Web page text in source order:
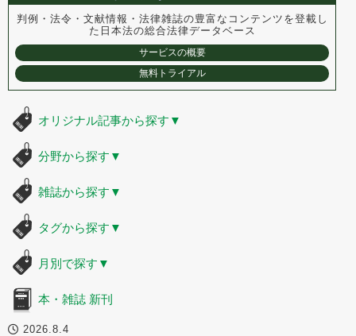
判例・法令・文献情報・法律雑誌の豊富なコンテンツを登載し
た 日本法の総合法律データベース
サービスの概要
無料トライアル
オリジナル記事から探す ▼
分野から探す ▼
雑誌から探す ▼
タグから探す ▼
月別で探す ▼
本・雑誌 新刊
2026.8.4